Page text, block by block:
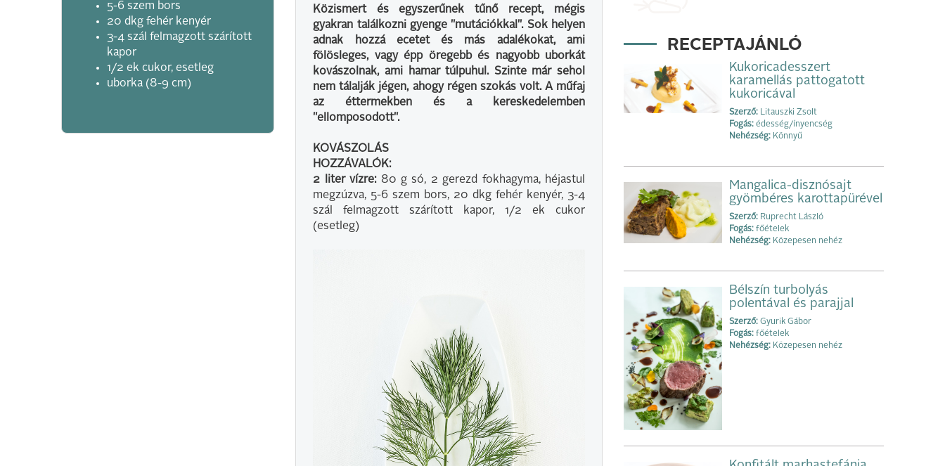
5-6 szem bors
20 dkg fehér kenyér
3-4 szál felmagzott szárított
kapor
1/2 ek cukor, esetleg
uborka (8-9 cm)
Közismert és egyszerűnek tűnő recept, mégis
gyakran találkozni gyenge "mutációkkal". Sok helyen
adnak hozzá ecetet és más adalékokat, ami
fölösleges, vagy épp öregebb és nagyobb uborkát
kovászolnak, ami hamar túlpuhul. Szinte már sehol
nem tálalják jégen, ahogy régen szokás volt. A műfaj
az éttermekben és a kereskedelemben
"ellomposodott".
KOVÁSZOLÁS
HOZZÁVALÓK:
2 liter vízre:80 g só, 2 gerezd fokhagyma, héjastul
megzúzva, 5-6 szem bors, 20 dkg fehér kenyér, 3-4
szál felmagzott szárított kapor, 1/2 ek cukor
(esetleg)
RECEPTAJÁNLÓ
Kukoricadesszert
karamellás pattogatott
kukoricával
Szerző: Litauszki Zsolt
Fogás: édesség/ínyencség
Nehézség: Könnyű
Mangalica-disznósajt
gyömbéres karottapürével
Szerző: Ruprecht László
Fogás: főételek
Nehézség: Közepesen nehéz
Bélszín turbolyás
polentával és parajjal
Szerző: Gyurik Gábor
Fogás: főételek
Nehézség: Közepesen nehéz